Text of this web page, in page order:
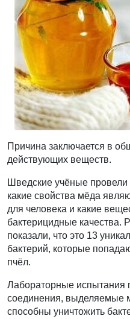
Причина заключается в
действующих веществ.
Шведские учёные
какие свойства мёда
для человека и какие
бактерицидные качества.
показали, что это 13
бактерий, которые
пчёл.
Лабораторные испытания
соединения, выделяемые
способны уничтожить